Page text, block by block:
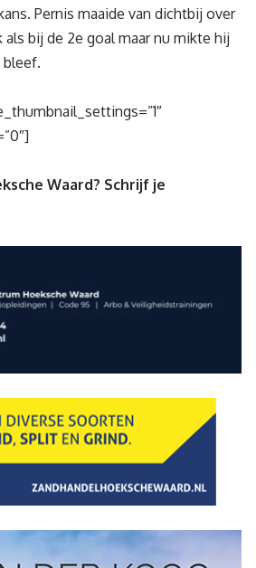
Pernis maaide van dichtbij over
bij de 2e goal maar nu mikte hij
bleef.
Waard? Schrijf je